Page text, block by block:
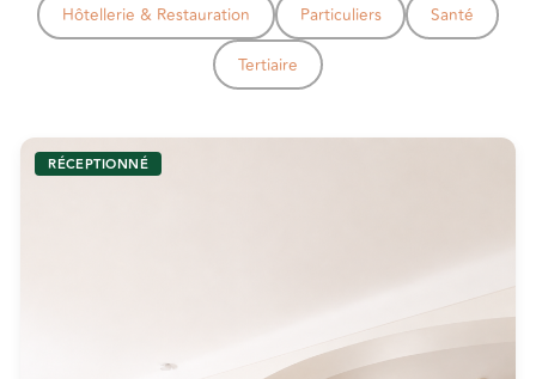
Hôtellerie & Restauration
Particuliers
Santé
Tertiaire
RÉCEPTIONNÉ